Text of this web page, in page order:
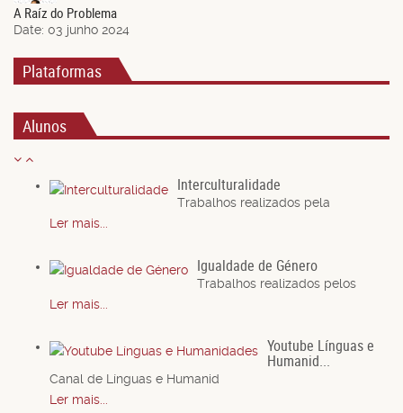
A Raíz do Problema
Date: 03 junho 2024
Plataformas
Alunos
Interculturalidade
Trabalhos realizados pela
Ler mais...
Igualdade de Género
Trabalhos realizados pelos
Ler mais...
Youtube Línguas e
Humanid...
Canal de Línguas e Humanid
Ler mais...